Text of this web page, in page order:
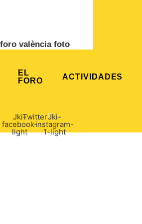
foro valència foto
EL
FORO
ACTIVIDADES
Jki-
facebook-
light
TwitterJki-
instagram-
1-light